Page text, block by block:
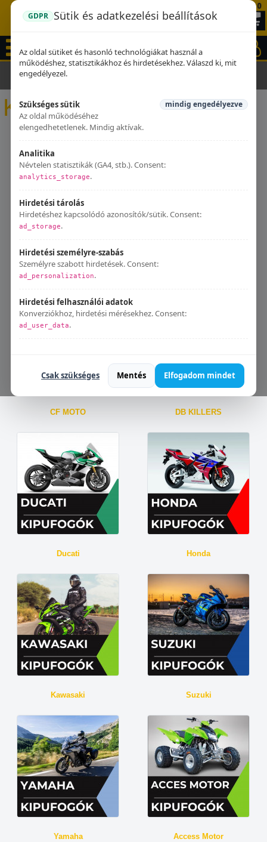
GDPR Sütik és adatkezelési beállítások
Az oldal sütiket és hasonló technológiákat használ a
működéshez, statisztikákhoz és hirdetésekhez. Válaszd ki, mit
engedélyezel.
Szükséges sütik
Az oldal működéséhez
elengedhetetlenek. Mindig aktívak.
mindig engedélyezve
Analitika
Névtelen statisztikák (GA4, stb.). Consent:
analytics_storage.
Hirdetési tárolás
Hirdetéshez kapcsolódó azonosítók/sütik. Consent:
ad_storage.
Hirdetési személyre-szabás
Személyre szabott hirdetések. Consent:
ad_personalization.
Hirdetési felhasználói adatok
Konverziókhoz, hirdetési mérésekhez. Consent:
ad_user_data.
Csak szükséges Mentés Elfogadom mindet
0
Kezdőlap Kipufogók
Kipufogók
CF MOTO DB KILLERS
Ducati Honda
Kawasaki Suzuki
Yamaha Access Motor